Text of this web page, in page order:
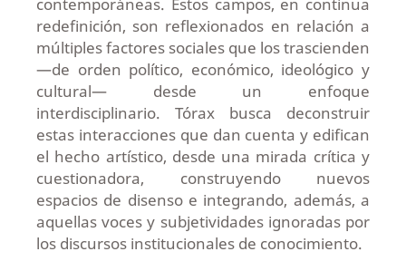
redefinición, son reflexionados en relación a
múltiples factores sociales que los trascienden
—de orden político, económico, ideológico y
cultural— desde un enfoque
interdisciplinario. Tórax busca deconstruir
estas interacciones que dan cuenta y edifican
el hecho artístico, desde una mirada crítica y
cuestionadora, construyendo nuevos
espacios de disenso e integrando, además, a
aquellas voces y subjetividades ignoradas por
los discursos institucionales de conocimiento.